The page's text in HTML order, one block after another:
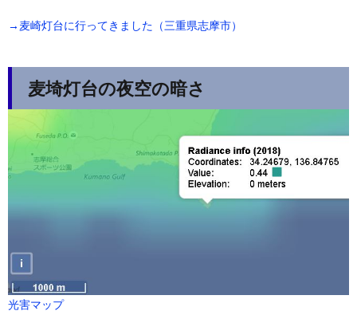
→麦崎灯台に行ってきました（三重県志摩市）
麦埼灯台の夜空の暗さ
光害マップ